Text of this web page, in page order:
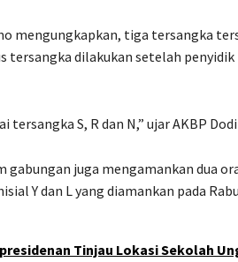
mengungkapkan, tiga tersangka
tersangka dilakukan setelah
tersangka S, R dan N,” ujar AKBP
juga mengamankan dua
Y dan L yang diamankan pada
Tinjau Lokasi Sekolah